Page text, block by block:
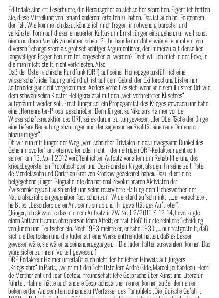
Editoriale sind oft Leserbriefe, die Herausgeber an sich selber schreiben. Eigentlich hofften
sie, diese Mitteilung von jemand anderem erhalten zu haben. Das ist auch bei Folgendem
der Fall. Wie komme ich dazu, könnte ich mich fragen, in notwendig barscher und
verkürzter Form auf diesen erneuerten Kultus um Ernst Jünger einzugehen, nur weil sonst
niemand daran Anstoß zu nehmen scheint? Und handle mir dabei wieder einmal ein, von
diversen Schöngeistern als grobschlächtiger Argumentierer, der immerzu auf denselben
langweiligen Fragen herumreitet, angesehen zu werden? Doch will ich mich in der Ecke, in
die man micht stellt, nicht verkriechen. Also:
Daß der Österreichische Rundfunk (ORF) auf seiner Homepage ausführlich eine
wissenschaftliche Tagung ankündigt, ist auf dem Gebiet der Exilforschung bisher nur
selten oder gar nicht vorgekommen. Anders verhält es sich, wenn an einem illustren Ort wie
dem schwäbischen Kloster Heiligkreuztal mit den „weit verbreiteten Klischees“
aufgeräumt werden soll, Ernst Jünger sei ein Propagandist des Krieges gewesen und habe
eine „Herrenreiter-Prosa“ geschrieben. Denn Jünger, so Nikolaus Halmer von der
Wissenschaftsredaktion des ORF, sei es darum zu tun gewesen, „der Oberfläche der Dinge
eine tiefere Bedeutung abzuringen und der sogenannten Realität eine neue Dimension
hinzuzufügen“.
Ob wir nun mit Jünger den Weg „vom scheinbar Trivialen in das unwegsame Dunkel des
Geheimnisvollen“ antreten wollen oder nicht – dem eifrigen ORF-Redakteur geht es in
seinem am 13. April 2012 veröffentlichten Aufsatz vor allem um Rehabilitierung des
kriegsbegeisterten Protofaschisten und Dezisionisten Jünger, als den ihn seinerzeit Peter
de Mendelssohn und Christian Graf von Krockow gezeichnet haben. Dazu dient eine
beigegebene Jünger-Biografie, die den national-revolutionären Aktivisten der
Zwischenkriegszeit ausblendet und seine reservierte Haltung dem Liebeswerben der
Nationalsozialisten gegenüber fast schon zum Widerstand aufschminkt. „... er verachtete“,
heißt es, „besonders deren Antisemitismus und ihr gewalttätiges Auftreten“.
(Jünger, ich skizzierte das in einem Aufsatz in ZW Nr. 1-2/2011, S. 12-14, bevorzugte
einen Antisemitismus ohne persönlichen Affekt, er trat ‚bloß‘ für die reinliche Scheidung
von Juden und Deutschen ein. Noch 1993 meinte er, er habe 1930 „... nur festgestellt, daß
sich die Deutschen und die Juden auf eine Weise entfremdet hatten, daß es besser
gewesen wäre, sie wären auseinandergegangen. ... Die Juden hätten auswandern können. Das
wäre sicher zu ihrem Vorteil gewesen.“)
ORF-Redakteur Halmer unterläßt auch nicht den beliebten Hinweis auf Jüngers
„Kriegsjahre“ in Paris, „wo er mit den Schriftstellern André Gide, Marcel Jouhandeau, Henri
de Montherlant und Jean Cocteau freundschaftliche Gespräche über Kunst und Literatur
führte“. Halmer hätte auch andere Gesprächspartner nennen können, außer dem einen
bekennenden Antisemiten Jouhandeau (Verfasser des Pamphlets „Die jüdische Gefahr“,